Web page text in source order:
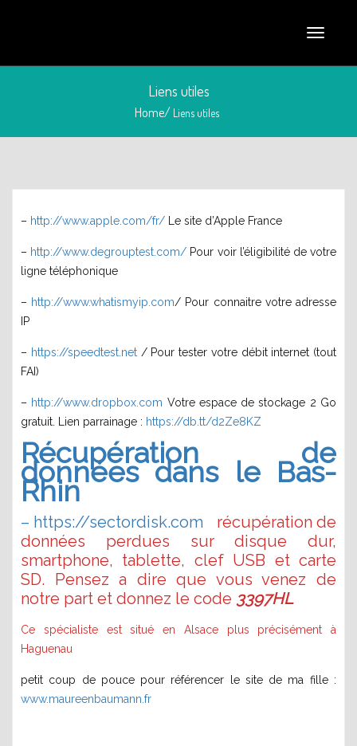
Liens utiles
Home/ Liens utiles
septembre 4, 2015
– http://www.apple.com/fr/ Le site d’Apple France
– http://www.degrouptest.com/ Pour voir l’éligibilité de votre
ligne téléphonique
– http://www.whatismyip.com/ Pour connaitre votre adresse
IP
– https://speedtest.net / Pour tester votre débit internet (tout
FAI)
– http://www.dropbox.com Votre espace de stockage 2 Go
gratuit. Lien parrainage : https://db.tt/d2Ze8KZ
Récupération de
données dans le Bas-
Rhin
– https://sectordisk.com récupération de
données perdues sur disque dur,
smartphone, tablette, clef USB et carte
SD. Pensez a dire que vous venez de
notre part et donnez le code 3397HL
Ce spécialiste est situé en Alsace plus précisément à
Haguenau
petit coup de pouce pour référencer le site de ma fille :
www.maureenbaumann.fr